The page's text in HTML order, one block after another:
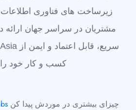
زیرساخت های فناوری اطلاعات
مشتریان در سراسر جهان ارائه
کسب و کار خود
چیزای بیشتری در موردش پیدا کن